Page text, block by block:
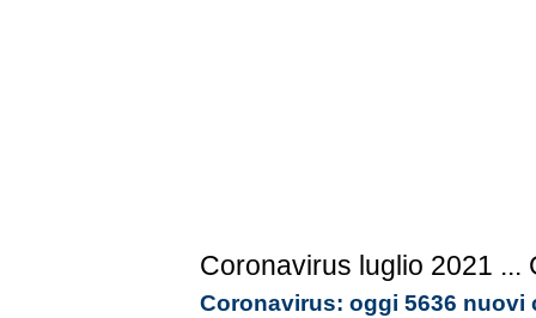
Coronavirus luglio 2021 ...
Coronavirus: oggi 5636 nuovi